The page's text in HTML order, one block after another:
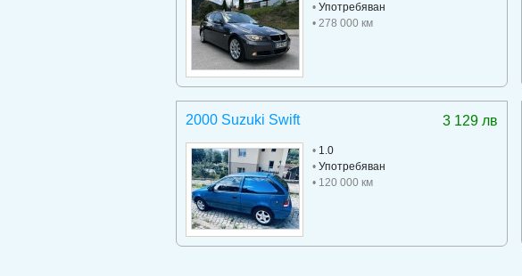
• Употребяван
• 278 000 км
3 129 лв
2000 Suzuki Swift
• 1.0
• Употребяван
• 120 000 км